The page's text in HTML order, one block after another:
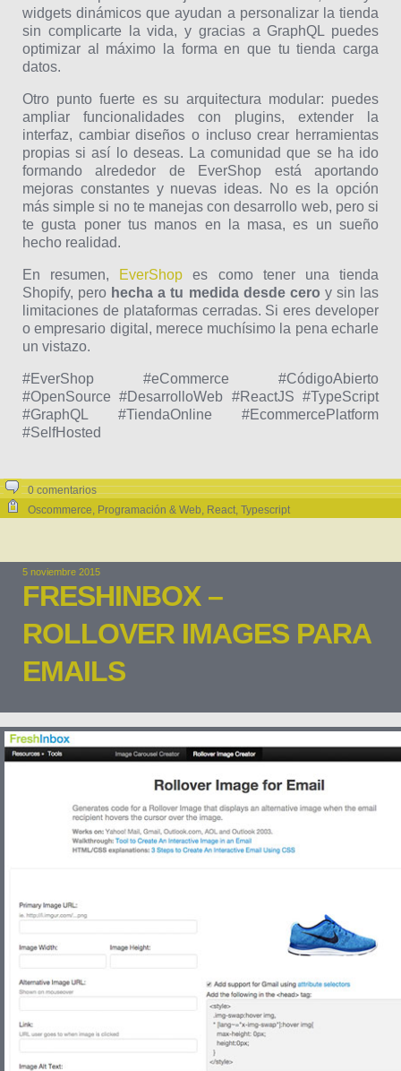
widgets dinámicos que ayudan a personalizar la tienda
sin complicarte la vida, y gracias a GraphQL puedes
optimizar al máximo la forma en que tu tienda carga
datos.
Otro punto fuerte es su arquitectura modular: puedes
ampliar funcionalidades con plugins, extender la
interfaz, cambiar diseños o incluso crear herramientas
propias si así lo deseas. La comunidad que se ha ido
formando alrededor de EverShop está aportando
mejoras constantes y nuevas ideas. No es la opción
más simple si no te manejas con desarrollo web, pero si
te gusta poner tus manos en la masa, es un sueño
hecho realidad.
En resumen, EverShopes como tener una tienda
Shopify, pero hecha a tu medida desde cero y sin las
limitaciones de plataformas cerradas. Si eres developer
o empresario digital, merece muchísimo la pena echarle
un vistazo.
#EverShop #eCommerce #CódigoAbierto
#OpenSource #DesarrolloWeb #ReactJS #TypeScript
#GraphQL #TiendaOnline #EcommercePlatform
#SelfHosted
0 comentarios
Oscommerce, Programación & Web, React, Typescript
5 noviembre 2015
FRESHINBOX –
ROLLOVER IMAGES PARA
EMAILS